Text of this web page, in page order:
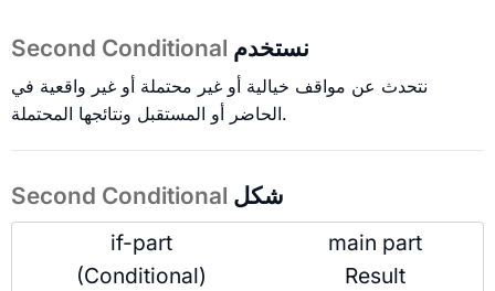
Second Conditional نستخدم
نتحدث عن مواقف خيالية أو غير محتملة أو غير واقعية في
الحاضر أو المستقبل ونتائجها المحتملة.
Second Conditional شكل
if-part
(Conditional)
main part
Result